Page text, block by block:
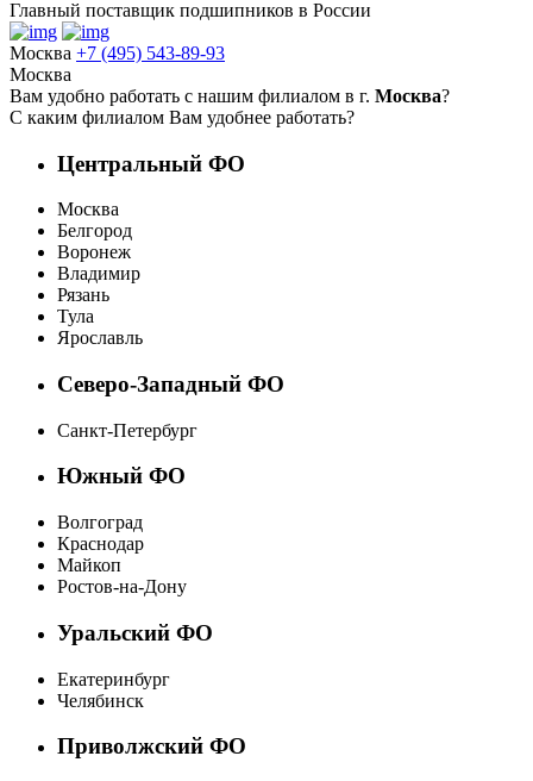
Главный поставщик подшипников в России
Москва +7 (495) 543-89-93
Москва
Вам удобно работать с нашим филиалом в г. Москва?
С каким филиалом Вам удобнее работать?
Центральный ФО
Москва
Белгород
Воронеж
Владимир
Рязань
Тула
Ярославль
Северо-Западный ФО
Санкт-Петербург
Южный ФО
Волгоград
Краснодар
Майкоп
Ростов-на-Дону
Уральский ФО
Екатеринбург
Челябинск
Приволжский ФО